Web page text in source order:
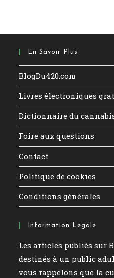
En Savoir Plus
BlogDu420.com
Livres électroniques
Dictionnaire du
Foire aux questions
Contact
Politique de cookies
Conditions générales
Information Légale
Les articles publiés sur
destinés à un public
vous rappelons que la